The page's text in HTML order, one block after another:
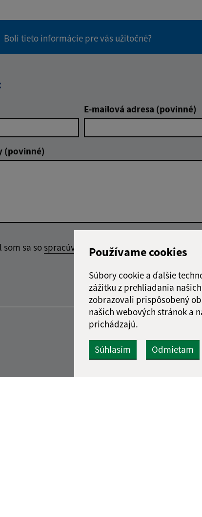
Používame cookies
Súbory cookie a ďalšie
zážitku z prehliadania
zobrazovali prispôsobený
našich webových stránok a
prichádzajú.
Súhlasím Odmietam
Boli tieto informácie pre vás užitočné?
E-mailová adresa (povinné)
(povinné)
som sa sospracúvaním osobných